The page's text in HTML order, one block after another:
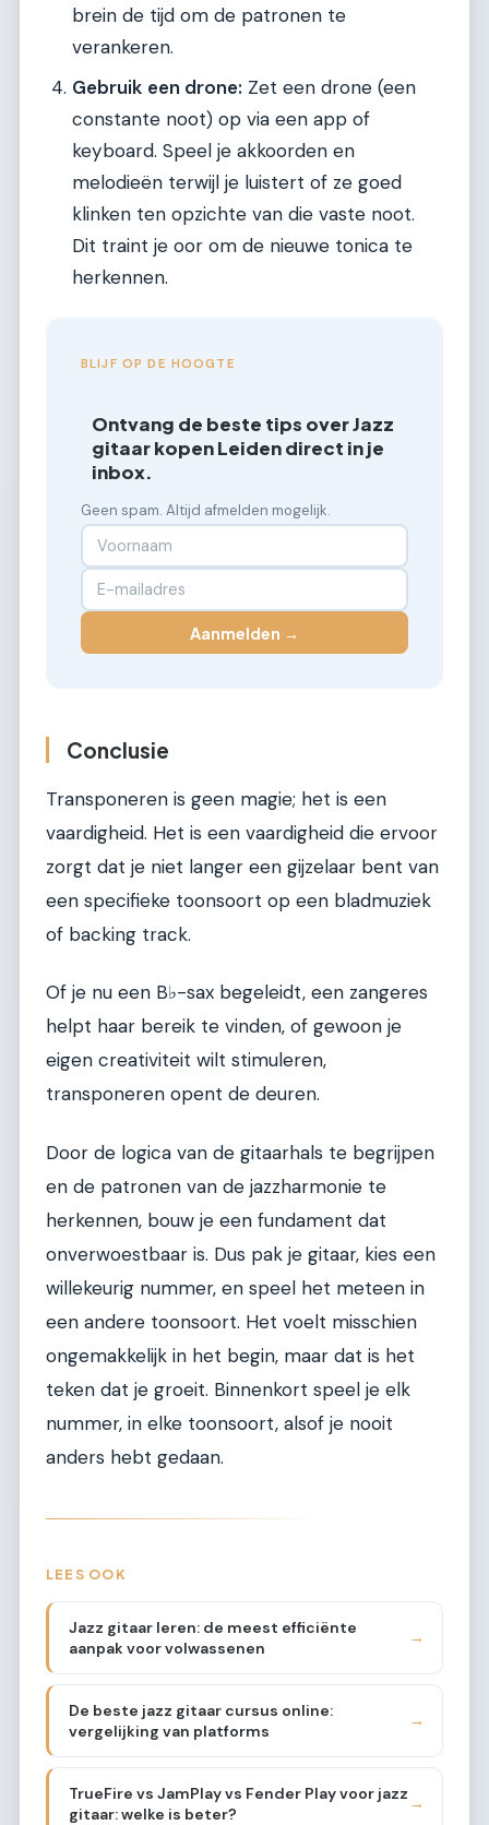
brein de tijd om de patronen te
verankeren.
Gebruik een drone: Zet een drone (een
constante noot) op via een app of
keyboard. Speel je akkoorden en
melodieën terwijl je luistert of ze goed
klinken ten opzichte van die vaste noot.
Dit traint je oor om de nieuwe tonica te
herkennen.
BLIJF OP DE HOOGTE
Ontvang de beste tips over Jazz
gitaar kopen Leiden direct in je
inbox.
Geen spam. Altijd afmelden mogelijk.
Aanmelden →
Conclusie
Transponeren is geen magie; het is een
vaardigheid. Het is een vaardigheid die ervoor
zorgt dat je niet langer een gijzelaar bent van
een specifieke toonsoort op een bladmuziek
of backing track.
Of je nu een B♭-sax begeleidt, een zangeres
helpt haar bereik te vinden, of gewoon je
eigen creativiteit wilt stimuleren,
transponeren opent de deuren.
Door de logica van de gitaarhals te begrijpen
en de patronen van de jazzharmonie te
herkennen, bouw je een fundament dat
onverwoestbaar is. Dus pak je gitaar, kies een
willekeurig nummer, en speel het meteen in
een andere toonsoort. Het voelt misschien
ongemakkelijk in het begin, maar dat is het
teken dat je groeit. Binnenkort speel je elk
nummer, in elke toonsoort, alsof je nooit
anders hebt gedaan.
LEES OOK
Jazz gitaar leren: de meest efficiënte
aanpak voor volwassenen
→
De beste jazz gitaar cursus online:
vergelijking van platforms
→
TrueFire vs JamPlay vs Fender Play voor jazz
gitaar: welke is beter?
→